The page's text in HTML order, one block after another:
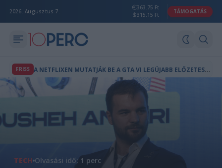
2026. Augusztus 7.
363.75 Ft
315.15 Ft
TÁMOGATÁS
FRISS A
NETFLIXEN MUTATJÁK BE A GTA VI LEGÚJABB ELŐZETESÉT
TECH Olvasási idő: 1 perc